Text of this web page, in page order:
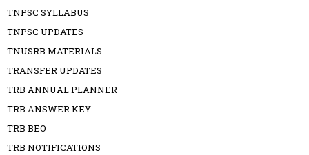
TNPSC SYLLABUS
TNPSC UPDATES
TNUSRB MATERIALS
TRANSFER UPDATES
TRB ANNUAL PLANNER
TRB ANSWER KEY
TRB BEO
TRB NOTIFICATIONS